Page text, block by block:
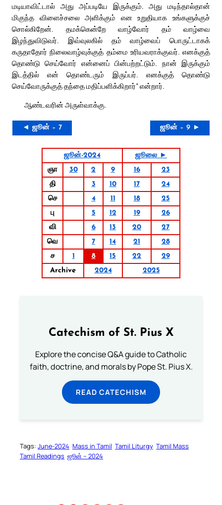
மடியாவிட்டால் அது அப்படியே இருக்கும். அது மடிந்தால்தான்
மிகுந்த விளைச்சலை அளிக்கும் என உறுதியாக உங்களுக்குச்
சொல்கிறேன். தமக்கென்றே வாழ்வோர் தம் வாழ்வை
இழந்துவிடுவர். இவ்வுலகில் தம் வாழ்வைப் பொருட்டாகக்
கருதாதோர் நிலைவாழ்வுக்குத் தம்மை உரியவராக்குவர். எனக்குத்
தொண்டு செய்வோர் என்னைப் பின்பற்றட்டும். நான் இருக்கும்
இடத்தில் என் தொண்டரும் இருப்பர். எனக்குத் தொண்டு
செய்வோருக்குத் தந்தை மதிப்பளிக்கிறார்” என்றார்.
ஆண்டவரின் அருள்வாக்கு.
◄ ஜூன் – 7 ஜூன் – 9 ►
ஜூன்-2024
ஜூலை ►
ஞா
30 2 9 16
23
தி
3 10 17
24
செ
4 11 18
25
பு
5 12 19
26
வி
6 13 20
27
வெ
7 14 21
28
ச
1 8 15 22
29
Archive
2024 2025
Catechism of St. Pius X
Explore the concise Q&A guide to Catholic
faith, doctrine, and morals by Pope St. Pius X.
READ CATECHISM
Tags: June-2024 Mass in Tamil Tamil Liturgy Tamil Mass
Tamil Readings ஜூன் – 2024